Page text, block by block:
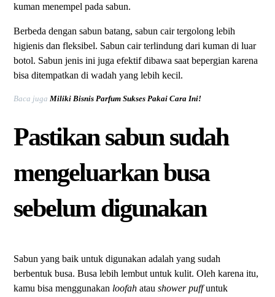
kuman menempel pada sabun.
Berbeda dengan sabun batang, sabun cair tergolong lebih
higienis dan fleksibel. Sabun cair terlindung dari kuman di luar
botol. Sabun jenis ini juga efektif dibawa saat bepergian karena
bisa ditempatkan di wadah yang lebih kecil.
Baca juga Miliki Bisnis Parfum Sukses Pakai Cara Ini!
Pastikan sabun sudah
mengeluarkan busa
sebelum digunakan
Sabun yang baik untuk digunakan adalah yang sudah
berbentuk busa. Busa lebih lembut untuk kulit. Oleh karena itu,
kamu bisa menggunakan loofah ataushower puffuntuk